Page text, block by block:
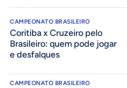
CAMPEONATO BRASILEIRO
Coritiba x Cruzeiro pelo
Brasileiro: quem pode jogar
e desfalques
CAMPEONATO BRASILEIRO